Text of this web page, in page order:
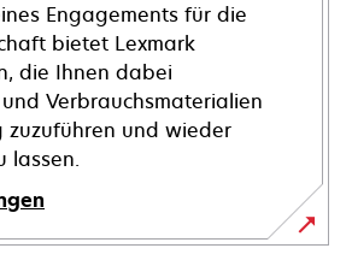
Engagements für die
bietet Lexmark
die Ihnen dabei
Verbrauchsmaterialien
zuzuführen und wieder
lassen.